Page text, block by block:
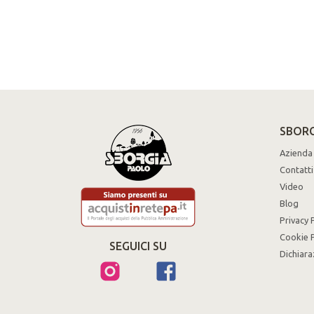
SEGUICI SU
Azienda
Contatti
Video
Blog
Privacy
Cookie